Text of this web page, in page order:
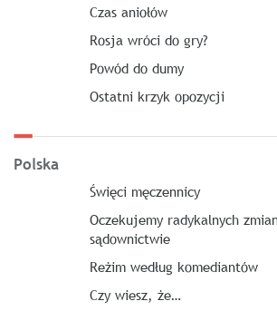
Czas aniołów
Rosja wróci do gry?
Powód do dumy
Ostatni krzyk opozycji
Polska
Święci męczennicy
Oczekujemy radykalnych
sądownictwie
Reżim według komediantów
Czy wiesz, że…